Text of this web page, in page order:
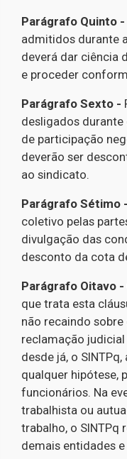
Parágrafo Quinto -
admitidos durante
deverá dar ciência
e proceder
Parágrafo Sexto -
desligados
de participação
deverão ser
ao sindicato.
Parágrafo Sétimo -
coletivo pelas
divulgação das
desconto da cota
Parágrafo Oitavo -
que trata esta
não recaindo
reclamação
desde já, o
qualquer hipótese,
funcionários. Na
trabalhista ou
trabalho, o SINTPq
demais entidades